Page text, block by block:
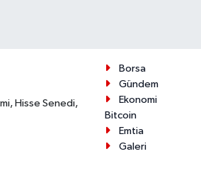
Hisse Senedi,
Borsa
Gündem
Ekonomi
Bitcoin
Emtia
Galeri